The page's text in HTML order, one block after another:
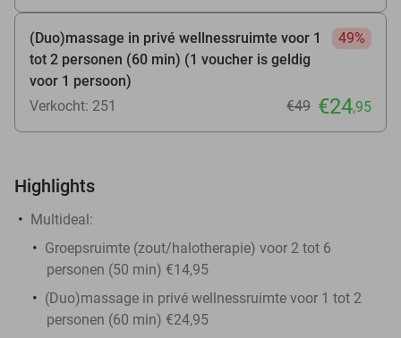
(Duo)massage in privé wellnessruimte voor 1
tot 2 personen (60 min) (1 voucher is geldig
voor 1 persoon)
49%
Verkocht: 251 €49 €24,95
Highlights
Multideal:
Groepsruimte (zout/halotherapie) voor 2 tot 6
personen (50 min) €14,95
(Duo)massage in privé wellnessruimte voor 1 tot 2
personen (60 min) €24,95